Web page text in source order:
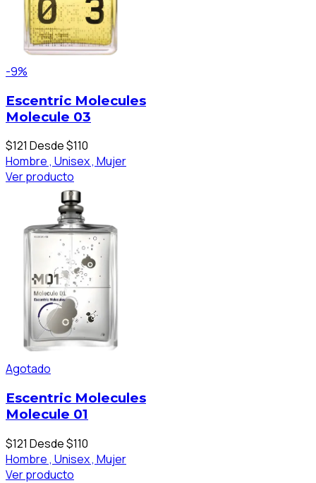
-9%
Escentric Molecules
Molecule 03
$121 Desde $110
Hombre , Unisex , Mujer
Ver producto
Agotado
Escentric Molecules
Molecule 01
$121 Desde $110
Hombre , Unisex , Mujer
Ver producto